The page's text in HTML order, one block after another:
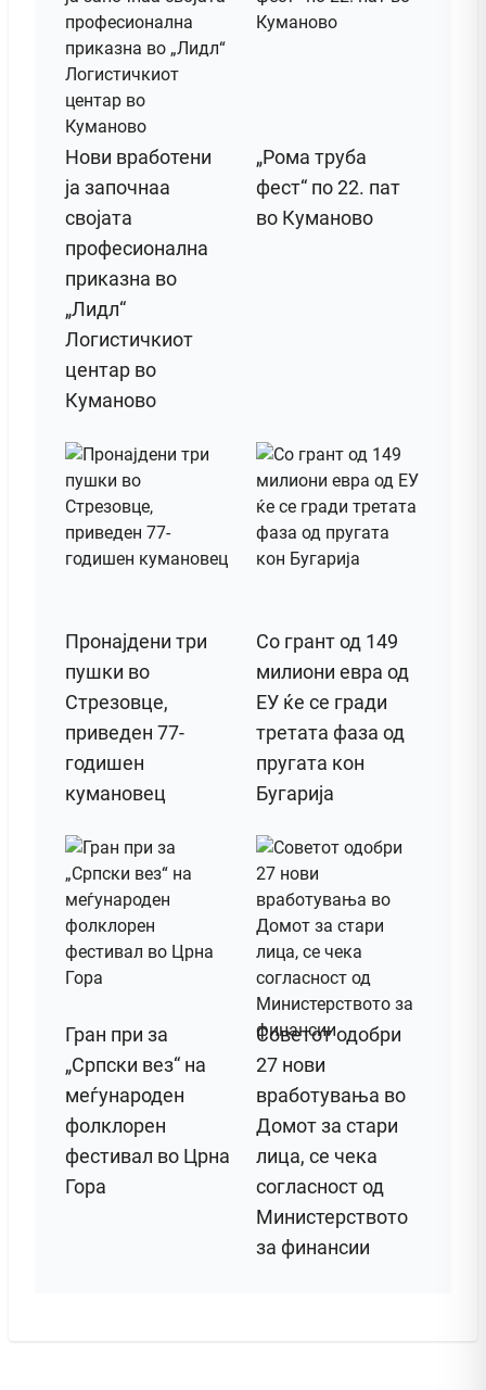
Нови вработени
ја започнаа
својата
професионална
приказна во
„Лидл“
Логистичкиот
центар во
Куманово
„Рома труба
фест“ по 22. пат
во Куманово
Пронајдени три
пушки во
Стрезовце,
приведен 77-
годишен
кумановец
Со грант од 149
милиони евра од
ЕУ ќе се гради
третата фаза од
пругата кон
Бугарија
Гран при за
„Српски вез“ на
меѓународен
фолклорен
фестивал во Црна
Гора
Советот одобри
27 нови
вработувања во
Домот за стари
лица, се чека
согласност од
Министерството
за финансии